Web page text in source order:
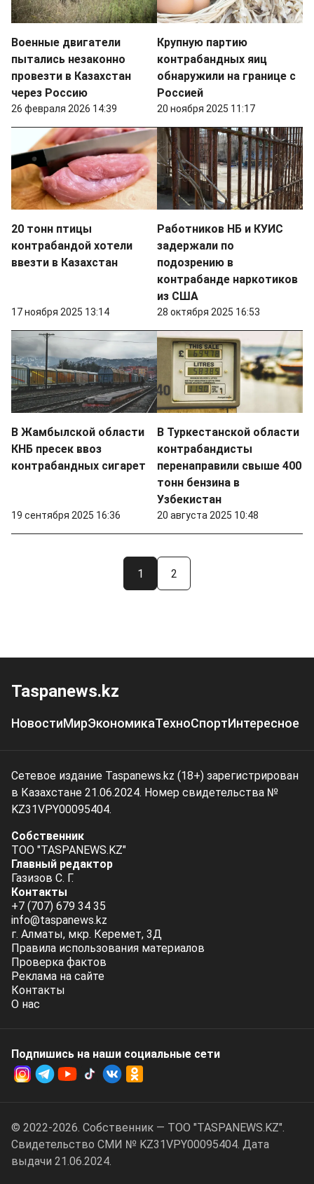
Военные двигатели
пытались незаконно
провезти в Казахстан
через Россию
26 февраля 2026 14:39
Крупную партию
контрабандных яиц
обнаружили на границе с
Россией
20 ноября 2025 11:17
20 тонн птицы
контрабандой хотели
ввезти в Казахстан
17 ноября 2025 13:14
Работников НБ и КУИС
задержали по
подозрению в
контрабанде наркотиков
из США
28 октября 2025 16:53
В Жамбылской области
КНБ пресек ввоз
контрабандных сигарет
19 сентября 2025 16:36
В Туркестанской области
контрабандисты
перенаправили свыше 400
тонн бензина в
Узбекистан
20 августа 2025 10:48
1 2
Taspanews.kz
НовостиМирЭкономикаТехноСпортИнтересное
Сетевое издание Taspanews.kz (18+) зарегистрирован
в Казахстане 21.06.2024. Номер свидетельства №
KZ31VPY00095404.
Собственник
ТОО "TASPANEWS.KZ"
Главный редактор
Газизов С. Г.
Контакты
+7 (707) 679 34 35
info@taspanews.kz
г. Алматы, мкр. Керемет, 3Д
Правила использования материалов
Проверка фактов
Реклама на сайте
Контакты
О нас
Подпишись на наши социальные cети
© 2022-2026. Собственник — ТОО "TASPANEWS.KZ".
Cвидетельство СМИ № KZ31VPY00095404. Дата
выдачи 21.06.2024.